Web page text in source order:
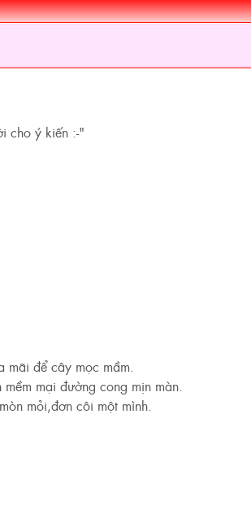
cho ý kiến :-"
mãi để cây mọc mầm.
mại đường cong mịn màn.
mỏi,đơn côi một mình.